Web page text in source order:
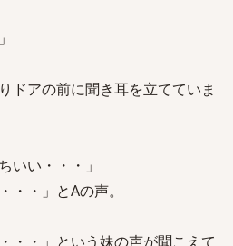
ドアの前に聞き耳を立てていま
いい・・・」
・・」とAの声。
・・」という妹の声が聞こえて